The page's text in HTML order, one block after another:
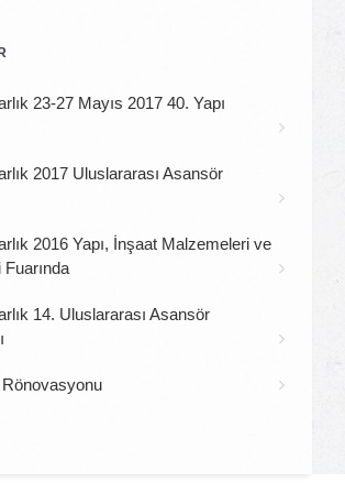
23-27 Mayıs 2017 40. Yapı
2017 Uluslararası Asansör
2016 Yapı, İnşaat Malzemeleri ve
14. Uluslararası Asansör